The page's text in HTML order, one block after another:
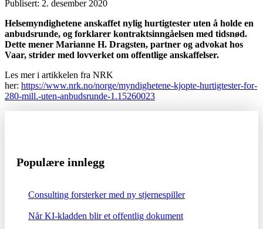
Publisert: 2. desember 2020
Helsemyndighetene anskaffet nylig hurtigtester uten å holde en
anbudsrunde, og forklarer kontraktsinngåelsen med tidsnød.
Dette mener Marianne H. Dragsten, partner og advokat hos
Vaar, strider med lovverket om offentlige anskaffelser.
Les mer i artikkelen fra NRK
her: https://www.nrk.no/norge/myndighetene-kjopte-hurtigtester-for-
280-mill.-uten-anbudsrunde-1.15260023
Populære innlegg
Consulting forsterker med ny stjernespiller
Når KI-kladden blir et offentlig dokument